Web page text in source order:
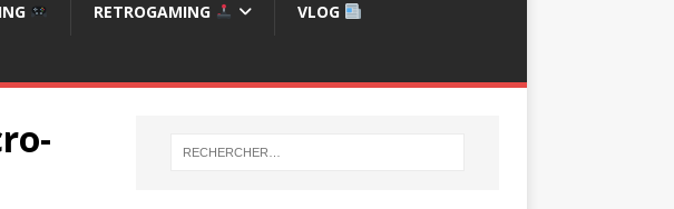
RETROGAMING VLOG